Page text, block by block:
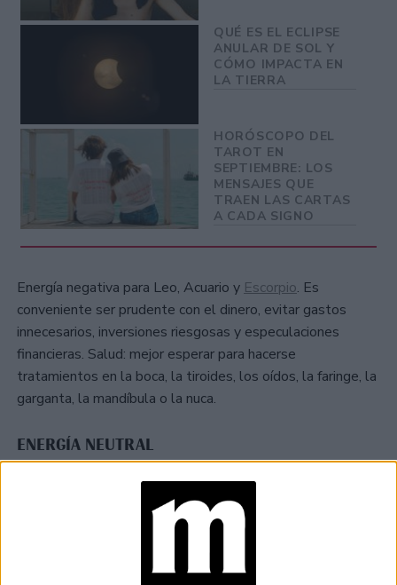
QUÉ ES EL ECLIPSE
ANULAR DE SOL Y
CÓMO IMPACTA EN
LA TIERRA
HORÓSCOPO DEL
TAROT EN
SEPTIEMBRE: LOS
MENSAJES QUE
TRAEN LAS CARTAS
A CADA SIGNO
Energía negativa para Leo, Acuario y Escorpio. Es
conveniente ser prudente con el dinero, evitar gastos
innecesarios, inversiones riesgosas y especulaciones
financieras. Salud: mejor esperar para hacerse
tratamientos en la boca, la tiroides, los oídos, la faringe, la
garganta, la mandíbula o la nuca.
ENERGÍA NEUTRAL
les pide que se enfoquen en su estabilidad económica y
que se premien con algún placer. No descuiden sus metas